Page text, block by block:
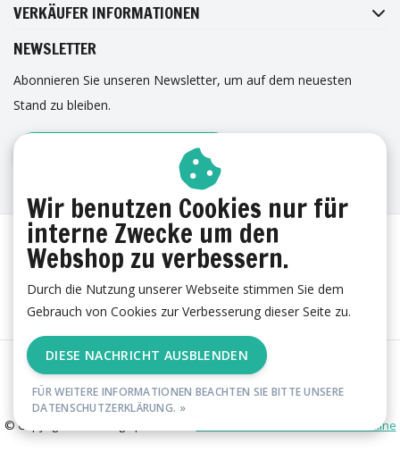
VERKÄUFER INFORMATIONEN
NEWSLETTER
Abonnieren Sie unseren Newsletter, um auf dem neuesten
Stand zu bleiben.
ANMELDUNG ZUM NEWSLETTER
AGB Datenschutzerklärung
RSS Feed
© Copyright 2026 - esgii | Realisatie Ambismart en Samen Effectief Online
Wir benutzen Cookies nur für
interne Zwecke um den
Webshop zu verbessern.
Durch die Nutzung unserer Webseite stimmen Sie dem
Gebrauch von Cookies zur Verbesserung dieser Seite zu.
DIESE NACHRICHT AUSBLENDEN
FÜR WEITERE INFORMATIONEN BEACHTEN SIE BITTE UNSERE
DATENSCHUTZERKLÄRUNG. »